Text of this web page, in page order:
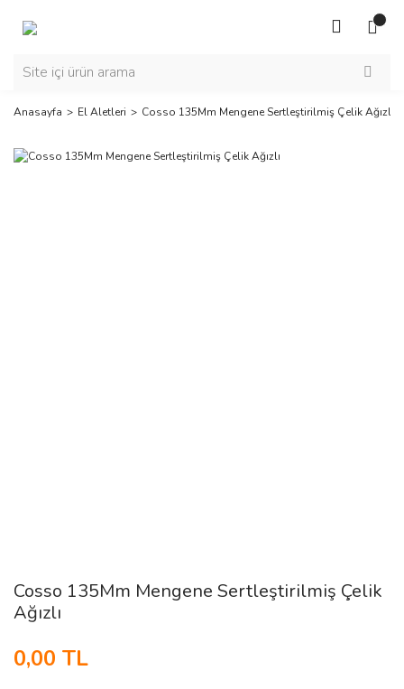
Anasayfa El Aletleri Cosso 135Mm Mengene Sertleştirilmiş Çelik Ağızlı
Cosso 135Mm Mengene Sertleştirilmiş Çelik
Ağızlı
0,00 TL